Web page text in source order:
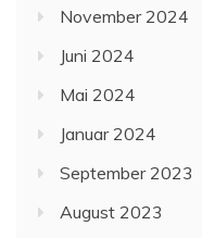
November 2024
Juni 2024
Mai 2024
Januar 2024
September 2023
August 2023